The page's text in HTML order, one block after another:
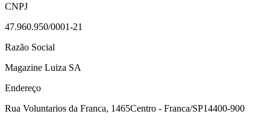
CNPJ
47.960.950/0001-21
Razão Social
Magazine Luiza SA
Endereço
Rua Voluntarios da Franca, 1465Centro - Franca/SP14400-900